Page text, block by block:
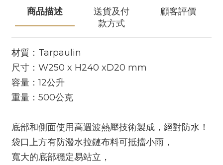
商品描述
送貨及付
款方式
顧客評價
材質：Tarpaulin
尺寸：W250 x H240 xD20 mm
容量：12公升
重量：500公克
底部和側面使用高週波熱壓技術製成，絕對防水！
袋口上方有防潑水拉鏈布料可抵擋小雨，
寬大的底部穩定易站立，